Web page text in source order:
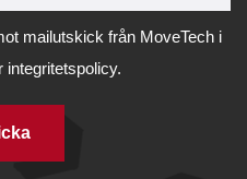
mailutskick från MoveTech i
integritetspolicy.